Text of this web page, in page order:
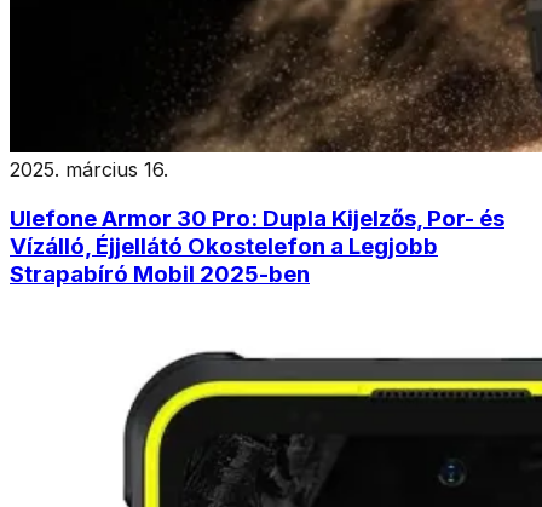
2025. március 16.
Ulefone Armor 30 Pro: Dupla Kijelzős, Por- és
Vízálló, Éjjellátó Okostelefon a Legjobb
Strapabíró Mobil 2025-ben